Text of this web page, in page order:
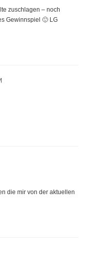
zuschlagen – noch
Gewinnspiel 🙂 LG
die mir von der aktuellen